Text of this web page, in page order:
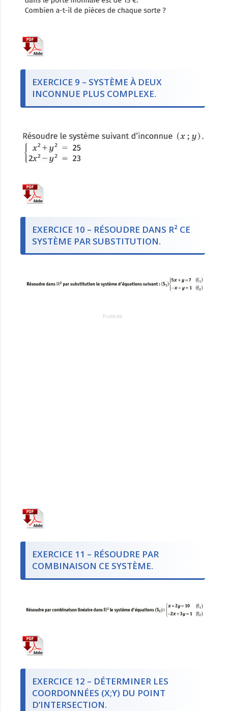
EXERCICE 9 – SYSTÈME À DEUX
INCONNUE PLUS COMPLEXE.
EXERCICE 10 – RÉSOUDRE DANS R² CE
SYSTÈME PAR SUBSTITUTION.
Publicité
EXERCICE 11 – RÉSOUDRE PAR
COMBINAISON CE SYSTÈME.
EXERCICE 12 – DÉTERMINER LES
COORDONNÉES (X;Y) DU POINT
D’INTERSECTION.